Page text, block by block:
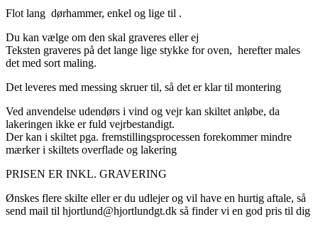
Flot lang dørhammer, enkel og lige til .
Du kan vælge om den skal graveres eller ej
Teksten graveres på det lange lige stykke for oven, herefter males
det med sort maling.
Det leveres med messing skruer til, så det er klar til montering
Ved anvendelse udendørs i vind og vejr kan skiltet anløbe, da
lakeringen ikke er fuld vejrbestandigt.
Der kan i skiltet pga. fremstillingsprocessen forekommer mindre
mærker i skiltets overflade og lakering
PRISEN ER INKL. GRAVERING
Ønskes flere skilte eller er du udlejer og vil have en hurtig aftale, så
send mail til hjortlund@hjortlundgt.dk så finder vi en god pris til dig